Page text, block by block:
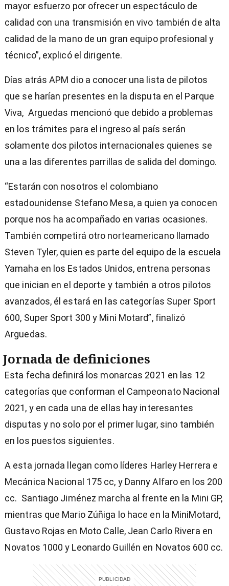
mayor esfuerzo por ofrecer un espectáculo de
calidad con una transmisión en vivo también de alta
calidad de la mano de un gran equipo profesional y
técnico”, explicó el dirigente.
Días atrás APM dio a conocer una lista de pilotos
que se harían presentes en la disputa en el Parque
Viva, Arguedas mencionó que debido a problemas
en los trámites para el ingreso al país serán
solamente dos pilotos internacionales quienes se
una a las diferentes parrillas de salida del domingo.
“Estarán con nosotros el colombiano
estadounidense Stefano Mesa, a quien ya conocen
porque nos ha acompañado en varias ocasiones.
También competirá otro norteamericano llamado
Steven Tyler, quien es parte del equipo de la escuela
Yamaha en los Estados Unidos, entrena personas
que inician en el deporte y también a otros pilotos
avanzados, él estará en las categorías Super Sport
600, Super Sport 300 y Mini Motard”, finalizó
Arguedas.
Jornada de definiciones
Esta fecha definirá los monarcas 2021 en las 12
categorías que conforman el Campeonato Nacional
2021, y en cada una de ellas hay interesantes
disputas y no solo por el primer lugar, sino también
en los puestos siguientes.
A esta jornada llegan como líderes Harley Herrera e
Mecánica Nacional 175 cc, y Danny Alfaro en los 200
cc. Santiago Jiménez marcha al frente en la Mini GP,
mientras que Mario Zúñiga lo hace en la MiniMotard,
Gustavo Rojas en Moto Calle, Jean Carlo Rivera en
Novatos 1000 y Leonardo Guillén en Novatos 600 cc.